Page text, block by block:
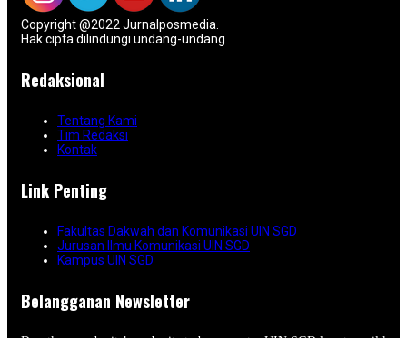
Copyright @2022 Jurnalposmedia.
Hak cipta dilindungi undang-undang
Redaksional
Tentang Kami
Tim Redaksi
Kontak
Link Penting
Fakultas Dakwah dan Komunikasi UIN SGD
Jurusan Ilmu Komunikasi UIN SGD
Kampus UIN SGD
Belangganan Newsletter